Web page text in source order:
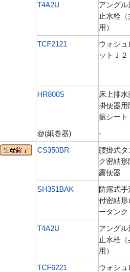
T4A2U
アングル
止水栓（
用）
TCF2121
ウォシュ
ットＪ２
HR800S
床上排水
掛便器用
振シート
@(紙巻器)
-
CS350BR
腰掛式タ
ク密結形
露便器
SH351BAK
防露式手
付密結形
ータンク
T4A2U
アングル
止水栓（
用）
TCF6221
ウォシュ